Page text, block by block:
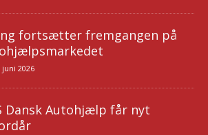
fortsætter fremgangen på
juni 2026
Dansk Autohjælp får nyt